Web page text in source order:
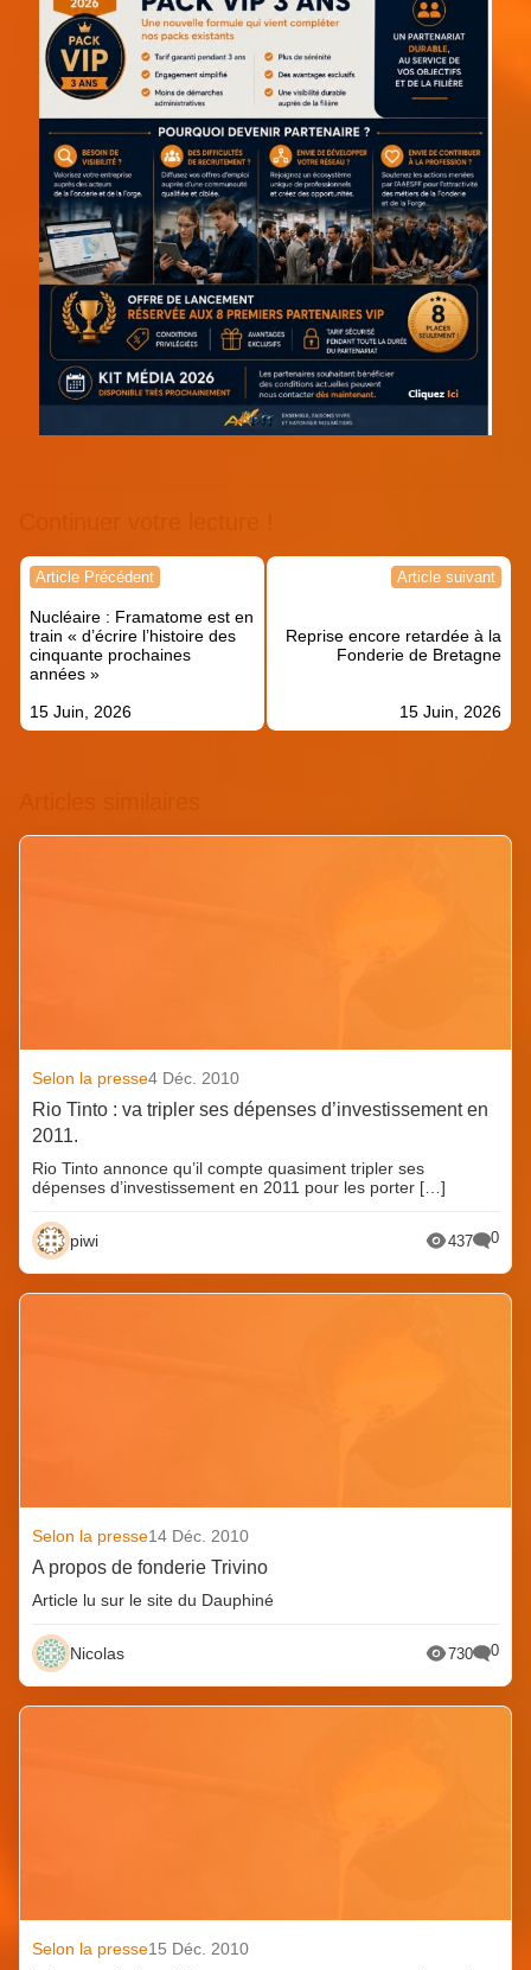
Navigation
l’article
Article Précédent
Nucléaire : Framatome est en
train « d’écrire l’histoire des
cinquante prochaines
années »
15 Juin, 2026
Article suivant
Reprise encore retardée à la
Fonderie de Bretagne
15 Juin, 2026
Selon la presse4 Déc. 2010
Rio Tinto : va tripler ses dépenses d’investissement en
2011.
Rio Tinto annonce qu’il compte quasiment tripler ses
dépenses d’investissement en 2011 pour les porter […]
piwi 437 0
Selon la presse14 Déc. 2010
A propos de fonderie Trivino
Article lu sur le site du Dauphiné
Nicolas 730 0
Selon la presse15 Déc. 2010